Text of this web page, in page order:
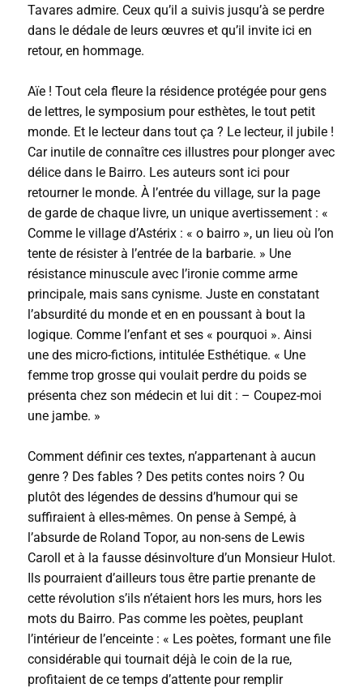
Tavares admire. Ceux qu’il a suivis jusqu’à se perdre
dans le dédale de leurs œuvres et qu’il invite ici en
retour, en hommage.
Aïe ! Tout cela fleure la résidence protégée pour gens
de lettres, le symposium pour esthètes, le tout petit
monde. Et le lecteur dans tout ça ? Le lecteur, il jubile !
Car inutile de connaître ces illustres pour plonger avec
délice dans le Bairro. Les auteurs sont ici pour
retourner le monde. À l’entrée du village, sur la page
de garde de chaque livre, un unique avertissement : «
Comme le village d’Astérix : « o bairro », un lieu où l’on
tente de résister à l’entrée de la barbarie. » Une
résistance minuscule avec l’ironie comme arme
principale, mais sans cynisme. Juste en constatant
l’absurdité du monde et en en poussant à bout la
logique. Comme l’enfant et ses « pourquoi ». Ainsi
une des micro-fictions, intitulée Esthétique. « Une
femme trop grosse qui voulait perdre du poids se
présenta chez son médecin et lui dit : – Coupez-moi
une jambe. »
Comment définir ces textes, n’appartenant à aucun
genre ? Des fables ? Des petits contes noirs ? Ou
plutôt des légendes de dessins d’humour qui se
suffiraient à elles-mêmes. On pense à Sempé, à
l’absurde de Roland Topor, au non-sens de Lewis
Caroll et à la fausse désinvolture d’un Monsieur Hulot.
Ils pourraient d’ailleurs tous être partie prenante de
cette révolution s’ils n’étaient hors les murs, hors les
mots du Bairro. Pas comme les poètes, peuplant
l’intérieur de l’enceinte : « Les poètes, formant une file
considérable qui tournait déjà le coin de la rue,
profitaient de ce temps d’attente pour remplir